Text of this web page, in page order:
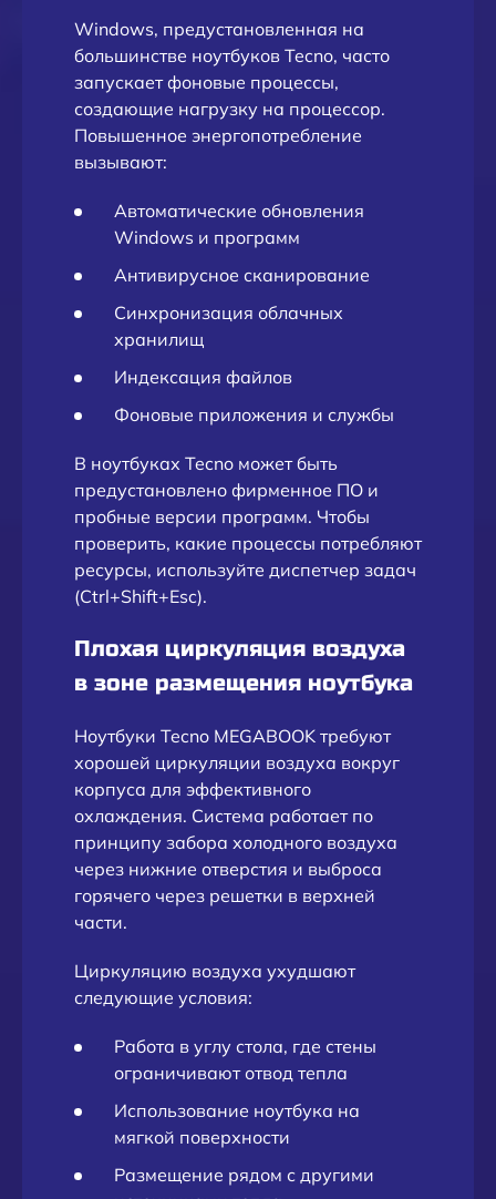
Windows, предустановленная на
большинстве ноутбуков Tecno, часто
запускает фоновые процессы,
создающие нагрузку на процессор.
Повышенное энергопотребление
вызывают:
Автоматические обновления
Windows и программ
Антивирусное сканирование
Синхронизация облачных
хранилищ
Индексация файлов
Фоновые приложения и службы
В ноутбуках Tecno может быть
предустановлено фирменное ПО и
пробные версии программ. Чтобы
проверить, какие процессы потребляют
ресурсы, используйте диспетчер задач
(Ctrl+Shift+Esc).
Плохая циркуляция воздуха
в зоне размещения ноутбука
Ноутбуки Tecno MEGABOOK требуют
хорошей циркуляции воздуха вокруг
корпуса для эффективного
охлаждения. Система работает по
принципу забора холодного воздуха
через нижние отверстия и выброса
горячего через решетки в верхней
части.
Циркуляцию воздуха ухудшают
следующие условия:
Работа в углу стола, где стены
ограничивают отвод тепла
Использование ноутбука на
мягкой поверхности
Размещение рядом с другими